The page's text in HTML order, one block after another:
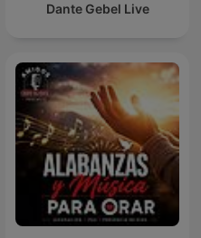
Dante Gebel Live